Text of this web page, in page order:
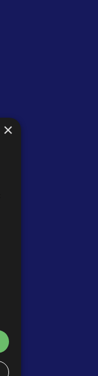
×